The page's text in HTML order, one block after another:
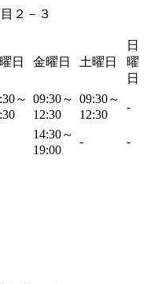
２－３
日 金曜日 土曜日
日
曜
日
～ 09:30～
12:30
09:30～
12:30
-
14:30～
19:00
- -